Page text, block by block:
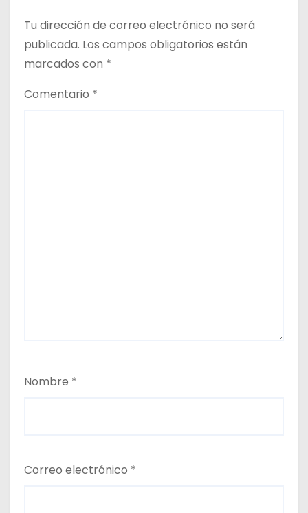
d
a
s
Tu dirección de correo electrónico no será
publicada. Los campos obligatorios están
marcados con *
Comentario *
Nombre *
Correo electrónico *